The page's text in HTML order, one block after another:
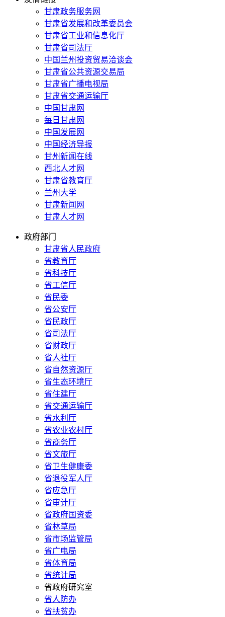
甘肃政务服务网
甘肃省发展和改革委员会
甘肃省工业和信息化厅
甘肃省司法厅
中国兰州投资贸易洽谈会
甘肃省公共资源交易局
甘肃省广播电视局
甘肃省交通运输厅
中国甘肃网
每日甘肃网
中国发展网
中国经济导报
甘州新闻在线
西北人才网
甘肃省教育厅
兰州大学
甘肃新闻网
甘肃人才网
政府部门
甘肃省人民政府
省教育厅
省科技厅
省工信厅
省民委
省公安厅
省民政厅
省司法厅
省财政厅
省人社厅
省自然资源厅
省生态环境厅
省住建厅
省交通运输厅
省水利厅
省农业农村厅
省商务厅
省文旅厅
省卫生健康委
省退役军人厅
省应急厅
省审计厅
省政府国资委
省林草局
省市场监管局
省广电局
省体育局
省统计局
省政府研究室
省人防办
省扶贫办